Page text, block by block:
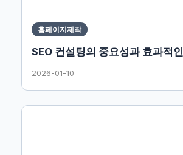
홈페이지제작
SEO 컨설팅의 중요성과 효과적
2026-01-10